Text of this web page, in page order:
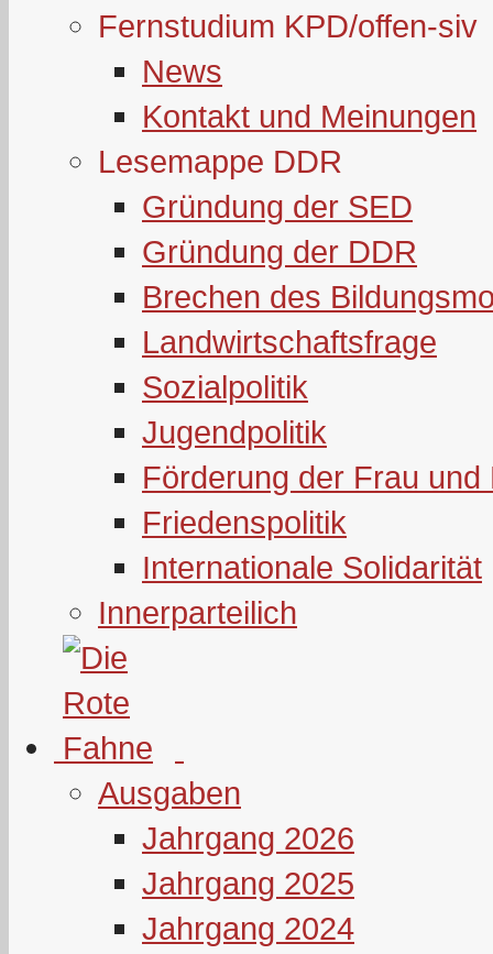
Fernstudium KPD/offen-siv
News
Kontakt und Meinungen
Lesemappe DDR
Gründung der SED
Gründung der DDR
Brechen des
Landwirtschaftsfrage
Sozialpolitik
Jugendpolitik
Förderung der Frau und
Friedenspolitik
Internationale Solidarität
Innerparteilich
Ausgaben
Jahrgang 2026
Jahrgang 2025
Jahrgang 2024